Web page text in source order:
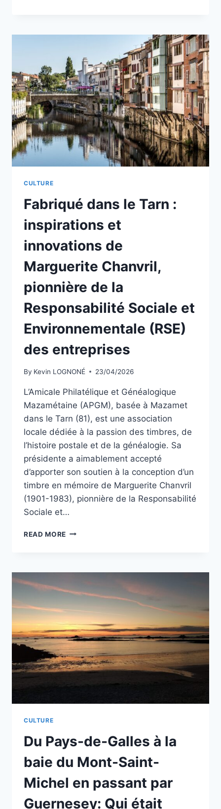
ET
UNE
ODYSSÉE
DU
DESIGN
HORLOGER
CULTURE
Fabriqué dans le Tarn :
inspirations et
innovations de
Marguerite Chanvril,
pionnière de la
Responsabilité Sociale et
Environnementale (RSE)
des entreprises
By Kevin LOGNONÉ 23/04/2026
L’Amicale Philatélique et Généalogique
Mazamétaine (APGM), basée à Mazamet
dans le Tarn (81), est une association
locale dédiée à la passion des timbres, de
l’histoire postale et de la généalogie. Sa
présidente a aimablement accepté
d’apporter son soutien à la conception d’un
timbre en mémoire de Marguerite Chanvril
(1901-1983), pionnière de la Responsabilité
Sociale et…
READ MORE FABRIQUÉ
:
ET
INNOVATIONS
DE
MARGUERITE
CHANVRIL,
PIONNIÈRE
DE
LA
SOCIALE
ENTREPRISES
CULTURE
Du Pays-de-Galles à la
baie du Mont-Saint-
Michel en passant par
Guernesey: Qui était